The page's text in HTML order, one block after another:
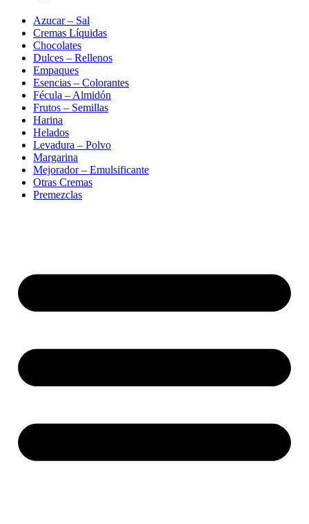
Azucar – Sal
Cremas Líquidas
Chocolates
Dulces – Rellenos
Empaques
Esencias – Colorantes
Fécula – Almidón
Frutos – Semillas
Harina
Helados
Levadura – Polvo
Margarina
Mejorador – Emulsificante
Otras Cremas
Premezclas